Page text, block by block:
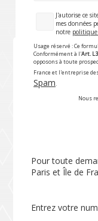
J'autorise ce
mes données
notre politique
Usage réservé : Ce
Conformément à l'Art.
opposons à toute
France et l'entreprise
Spam.
Nous
Pour toute
Paris et Île de
Entrez votre